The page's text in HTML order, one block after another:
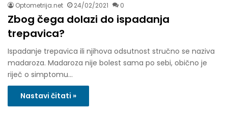
Optometrija.net 24/02/2021 0
Zbog čega dolazi do ispadanja
trepavica?
Ispadanje trepavica ili njihova odsutnost stručno se naziva
madaroza. Madaroza nije bolest sama po sebi, obično je
riječ o simptomu…
Nastavi čitati »